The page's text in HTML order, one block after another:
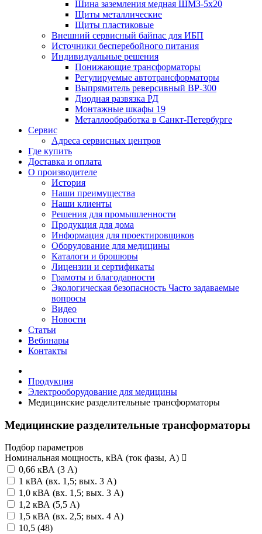
Шина заземления медная ШМЗ-5х20
Щиты металлические
Щиты пластиковые
Внешний сервисный байпас для ИБП
Источники бесперебойного питания
Индивидуальные решения
Понижающие трансформаторы
Регулируемые автотрансформаторы
Выпрямитель реверсивный ВР-300
Диодная развязка РД
Монтажные шкафы 19
Металлообработка в Санкт-Петербурге
Сервис
Адреса сервисных центров
Где купить
Доставка и оплата
О производителе
История
Наши преимущества
Наши клиенты
Решения для промышленности
Продукция для дома
Информация для проектировщиков
Оборудование для медицины
Каталоги и брошюры
Лицензии и сертификаты
Грамоты и благодарности
Экологическая безопасность Часто задаваемые
вопросы
Видео
Новости
Статьи
Вебинары
Контакты
Продукция
Электрооборудование для медицины
Медицинские разделительные трансформаторы
Медицинские разделительные трансформаторы
Подбор параметров
Номинальная мощность, кВА (ток фазы, А)
0,66 кВА (3 А)
1 кВА (вх. 1,5; вых. 3 А)
1,0 кВА (вх. 1,5; вых. 3 А)
1,2 кВА (5,5 А)
1,5 кВА (вх. 2,5; вых. 4 А)
10,5 (48)